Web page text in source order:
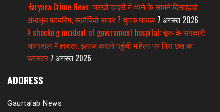
Haryana Crime News: चरखी दादरी में थाने के सामने दिनदहाड़े
अंधाधुंध फायरिंग, स्कॉर्पियो सवार 7 युवक घायल 7 अगस्त 2026
A shocking incident of government hospital: चूरू के सरकारी
अस्पताल में हादसा, इलाज कराने पहुंची महिला पर गिरा छत का
प्लास्टर 7 अगस्त 2026
ADDRESS
Gaurtalab News